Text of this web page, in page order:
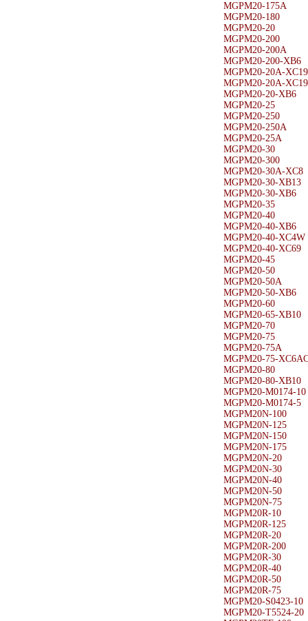
MGPM20-175A
MGPM20-180
MGPM20-20
MGPM20-200
MGPM20-200A
MGPM20-200-XB6
MGPM20-20A-XC19
MGPM20-20A-XC19
MGPM20-20-XB6
MGPM20-25
MGPM20-250
MGPM20-250A
MGPM20-25A
MGPM20-30
MGPM20-300
MGPM20-30A-XC8
MGPM20-30-XB13
MGPM20-30-XB6
MGPM20-35
MGPM20-40
MGPM20-40-XB6
MGPM20-40-XC4W
MGPM20-40-XC69
MGPM20-45
MGPM20-50
MGPM20-50A
MGPM20-50-XB6
MGPM20-60
MGPM20-65-XB10
MGPM20-70
MGPM20-75
MGPM20-75A
MGPM20-75-
MGPM20-80
MGPM20-80-XB10
MGPM20-M0174-10
MGPM20-M0174-5
MGPM20N-100
MGPM20N-125
MGPM20N-150
MGPM20N-175
MGPM20N-20
MGPM20N-30
MGPM20N-40
MGPM20N-50
MGPM20N-75
MGPM20R-10
MGPM20R-125
MGPM20R-20
MGPM20R-200
MGPM20R-30
MGPM20R-40
MGPM20R-50
MGPM20R-75
MGPM20-S0423-10
MGPM20-T5524-20